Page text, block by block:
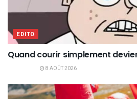
EDITO
Quand courir simplement
8 AOÛT 2026